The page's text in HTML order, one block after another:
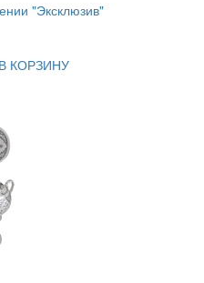
"Эксклюзив"
В КОРЗИНУ